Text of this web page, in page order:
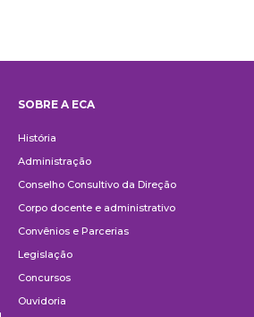
SOBRE A ECA
História
Administração
Conselho Consultivo da Direção
Corpo docente e administrativo
Convênios e Parcerias
Legislação
Concursos
Ouvidoria